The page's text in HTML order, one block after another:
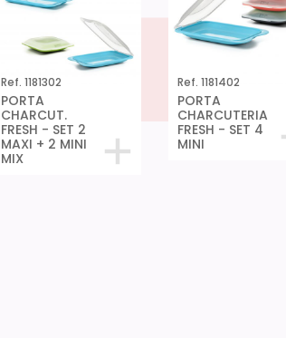
Ref. 1181302
PORTA
CHARCUT.
FRESH - SET 2
MAXI + 2 MINI
MIX
Ref. 1181402
PORTA
CHARCUTERIA
FRESH - SET 4
MINI